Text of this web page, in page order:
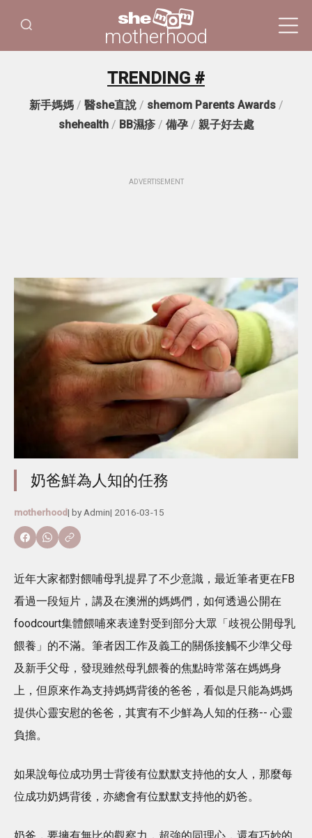
motherhood
TRENDING #
新手媽媽/ 醫she直說/ shemom Parents Awards/
shehealth/ BB濕疹/ 備孕/ 親子好去處
ADVERTISEMENT
奶爸鮮為人知的任務
motherhood| byAdmin| 2016-03-15
近年大家都對餵哺母乳提昇了不少意識，最近筆者更在FB
看過一段短片，講及在澳洲的媽媽們，如何透過公開在
foodcourt集體餵哺來表達對受到部分大眾「歧視公開母乳
餵養」的不滿。筆者因工作及義工的關係接觸不少準父母
及新手父母，發現雖然母乳餵養的焦點時常落在媽媽身
上，但原來作為支持媽媽背後的爸爸，看似是只能為媽媽
提供心靈安慰的爸爸，其實有不少鮮為人知的任務-- 心靈
負擔。
如果說每位成功男士背後有位默默支持他的女人，那麼每
位成功奶媽背後，亦總會有位默默支持他的奶爸。